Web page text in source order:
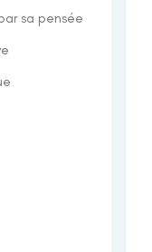
sa pensée